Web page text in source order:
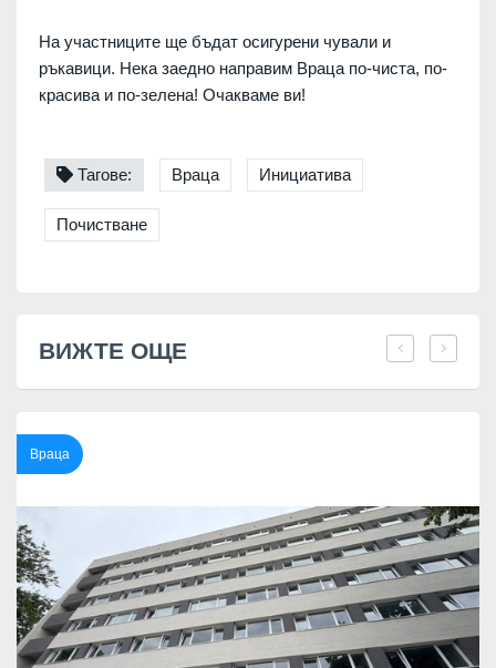
На участниците ще бъдат осигурени чували и
ръкавици. Нека заедно направим Враца по-чиста, по-
красива и по-зелена! Очакваме ви!
Тагове: Враца Инициатива
Почистване
ВИЖТЕ ОЩЕ
Враца